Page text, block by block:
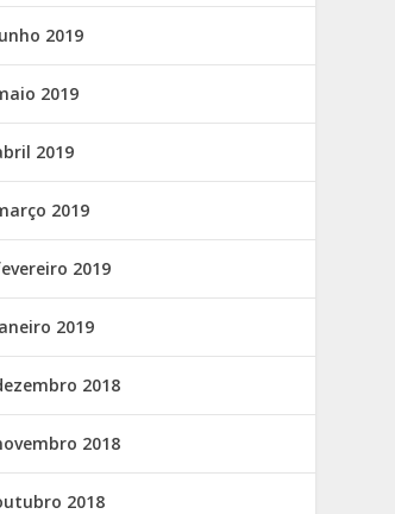
2019
2019
2019
2019
2019
2019
2018
2018
2018